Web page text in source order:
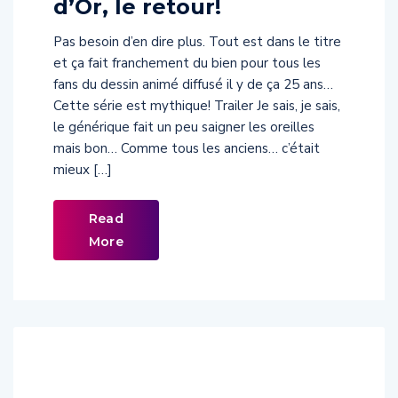
d’Or, le retour!
Pas besoin d’en dire plus. Tout est dans le titre
et ça fait franchement du bien pour tous les
fans du dessin animé diffusé il y de ça 25 ans…
Cette série est mythique! Trailer Je sais, je sais,
le générique fait un peu saigner les oreilles
mais bon… Comme tous les anciens… c’était
mieux […]
Read
More